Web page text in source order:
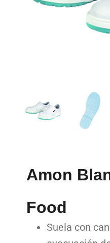
Amon
Food
Suela con